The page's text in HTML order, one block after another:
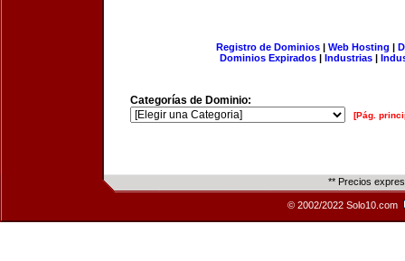
Registro de Dominios| Web Hosting |
Dominios Expirados | Industrias |
Categorías de Dominio:
[Pág.
** Precios
© 2002/2022 Solo10.com